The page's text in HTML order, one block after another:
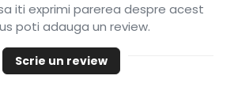
iti exprimi parerea despre acest
poti adauga un review.
Scrie un review